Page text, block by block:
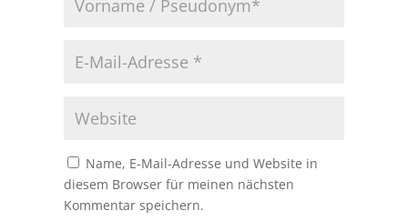
Name, E-Mail-Adresse und Website in
diesem Browser für meinen nächsten
Kommentar speichern.